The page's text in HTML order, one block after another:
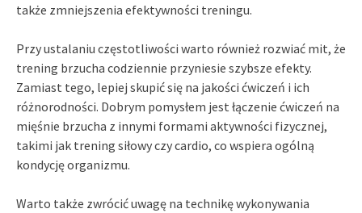
także zmniejszenia efektywności treningu.
Przy ustalaniu częstotliwości warto również rozwiać mit, że
trening brzucha codziennie przyniesie szybsze efekty.
Zamiast tego, lepiej skupić się na jakości ćwiczeń i ich
różnorodności. Dobrym pomysłem jest łączenie ćwiczeń na
mięśnie brzucha z innymi formami aktywności fizycznej,
takimi jak trening siłowy czy cardio, co wspiera ogólną
kondycję organizmu.
Warto także zwrócić uwagę na technikę wykonywania